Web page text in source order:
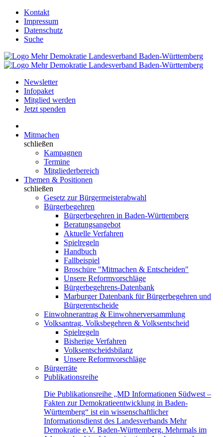
Kontakt
Impressum
Datenschutz
Suche
Newsletter
Infopaket
Mitglied werden
Jetzt spenden
Mitmachen
schließen
Kampagnen
Termine
Mitgliederbereich
Themen & Positionen
schließen
Gesetz zur Bürgermeisterabwahl
Bürgerbegehren
Bürgerbegehren in Baden-Württemberg
Beratungsangebot
Aktuelle Verfahren
Spielregeln
Handbuch
Fallbeispiel
Broschüre "Mitmachen & Entscheiden"
Unsere Reformvorschläge
Bürgerbegehrens-Datenbank
Marburger Datenbank für Bürgerbegehren und
Bürgerentscheide
Einwohnerantrag & Einwohnerversammlung
Volksantrag, Volksbegehren & Volksentscheid
Spielregeln
Bisherige Verfahren
Volksentscheidsbilanz
Unsere Reformvorschläge
Bürgerräte
Publikationsreihe
Die Publikationsreihe „MD Informationen Südwest –
Fakten zur Demokratieentwicklung in Baden-
Württemberg“ ist ein wissenschaftlicher
Informationsdienst des Landesverbands Mehr
Demokratie e.V. Baden-Württemberg. Mehrmals im